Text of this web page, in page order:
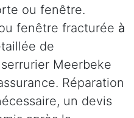
ou fenêtre.
fenêtre fracturée à
de
Meerbeke
Réparation
un devis